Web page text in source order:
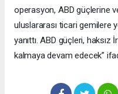
operasyon, ABD güçlerine
uluslararası ticari gemilere
yanıttı. ABD güçleri, haksız
kalmaya devam edecek”